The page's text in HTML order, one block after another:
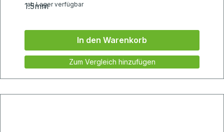
1.5mm
ab Lager verfügbar
In den Warenkorb
Zum Vergleich hinzufügen